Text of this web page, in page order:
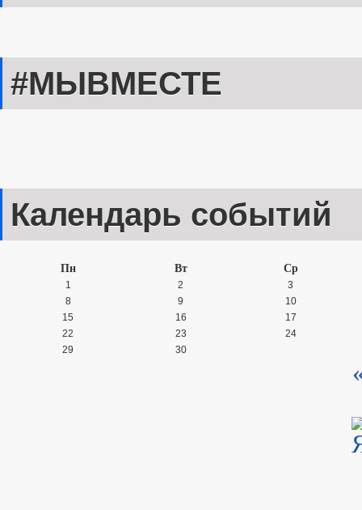
#МЫВМЕСТЕ
Календарь событий
Пн Вт Ср
1 2
3
8
9
10
15
16
17
22
23
24
29
30